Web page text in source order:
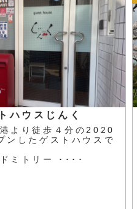
ハウスじんく
より徒歩４分の2020
ンしたゲストハウスで
ミトリー ････